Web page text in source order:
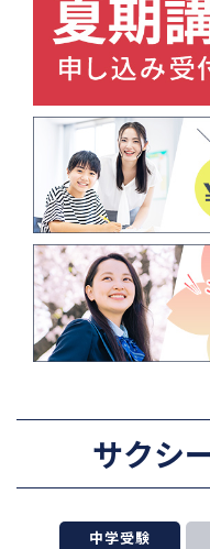
サクシ
中学受験